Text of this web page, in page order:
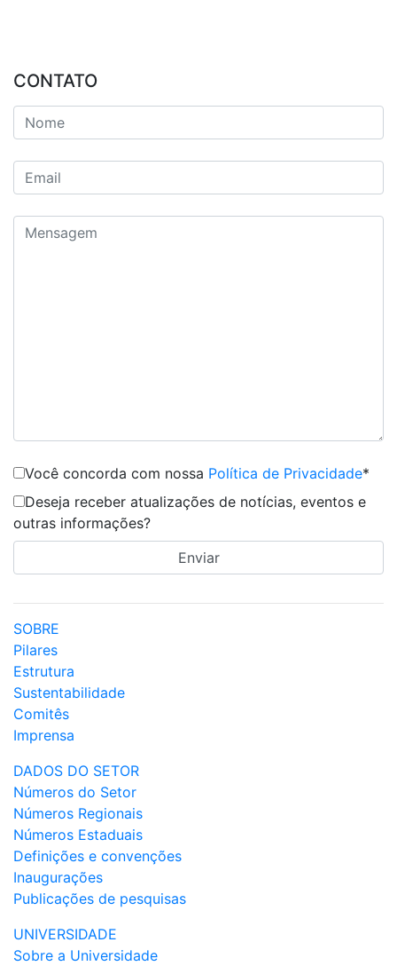
CONTATO
Você concorda com nossa Política de Privacidade*
Deseja receber atualizações de notícias, eventos e
outras informações?
SOBRE
Pilares
Estrutura
Sustentabilidade
Comitês
Imprensa
DADOS DO SETOR
Números do Setor
Números Regionais
Números Estaduais
Definições e convenções
Inaugurações
Publicações de pesquisas
UNIVERSIDADE
Sobre a Universidade